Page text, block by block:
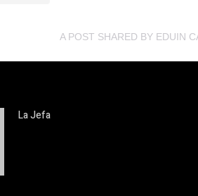
A POST SHARED BY EDUIN
La Jefa